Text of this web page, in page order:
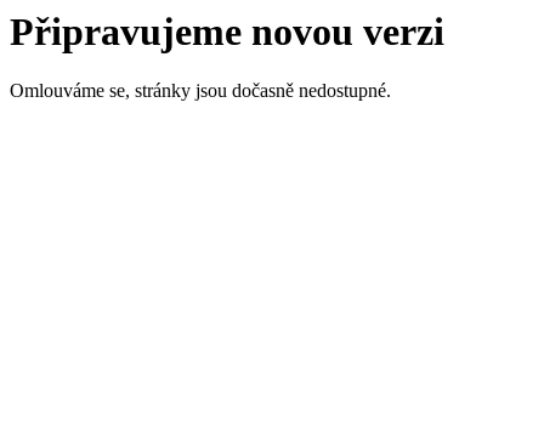
Připravujeme novou verzi
Omlouváme se, stránky jsou dočasně nedostupné.